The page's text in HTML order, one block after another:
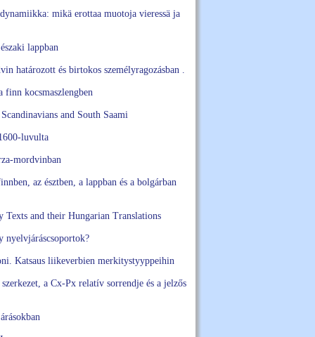
mikä erottaa muotoja vieressä ja
lappban
határozott és birtokos személyragozásban .
kocsmaszlengben
and South Saami
luvulta
mordvinban
az észtben, a lappban és a bolgárban
and their Hungarian Translations
Katsaus liikeverbien merkitystyyppeihin
a Cx-Px relatív sorrendje és a jelzős